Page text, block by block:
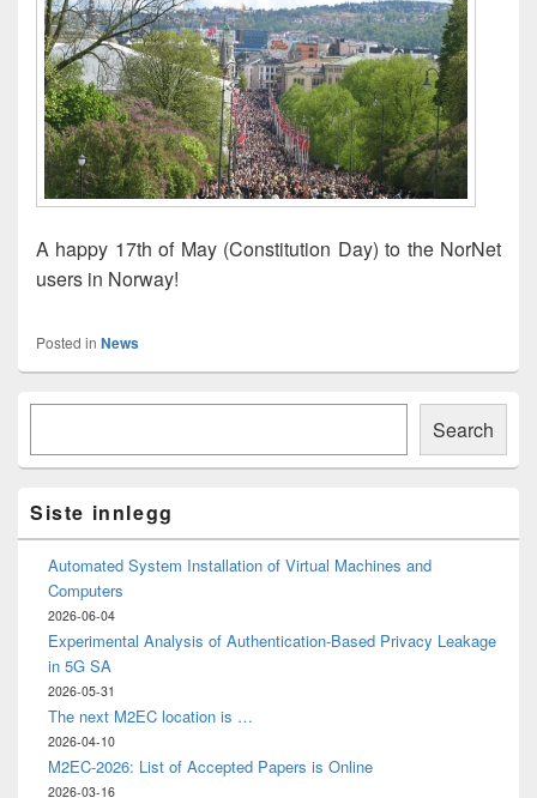
A happy 17th of May (Constitution Day) to the NorNet
users in Norway!
Posted in News
Primary
Area
Search
Siste innlegg
Automated System Installation of Virtual Machines and
Computers
2026-06-04
Experimental Analysis of Authentication-Based Privacy Leakage
in 5G SA
2026-05-31
The next M2EC location is …
2026-04-10
M2EC-2026: List of Accepted Papers is Online
2026-03-16